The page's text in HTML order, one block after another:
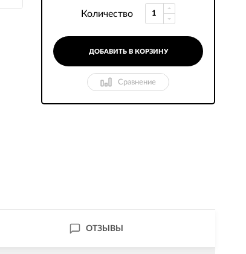
Количество
ДОБАВИТЬ В КОРЗИНУ
Сравнение
ОТЗЫВЫ